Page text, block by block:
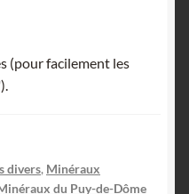
(pour facilement les
divers, Minéraux
du Puy-de-Dôme